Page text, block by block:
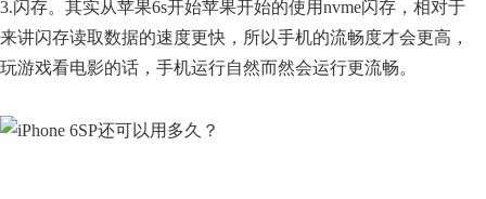
3.闪存。其实从苹果6s开始苹果开始的使用nvme闪存，相对于
来讲闪存读取数据的速度更快，所以手机的流畅度才会更高，
玩游戏看电影的话，手机运行自然而然会运行更流畅。